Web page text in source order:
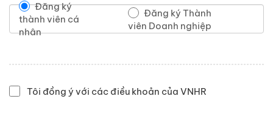
Đăng ký
thành viên cá
nhân
Đăng ký Thành
viên Doanh nghiệp
Tôi đồng ý với các điều khoản của VNHR